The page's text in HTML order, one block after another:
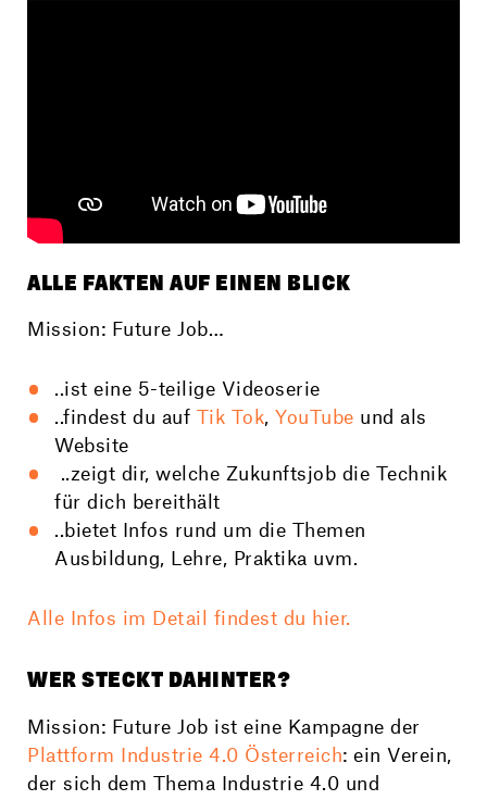
ALLE FAKTEN AUF EINEN BLICK
Mission: Future Job…
..ist eine 5-teilige Videoserie
..findest du auf Tik Tok,YouTube und als
Website
..zeigt dir, welche Zukunfts­job die Technik
für dich bereithält
..bietet Infos rund um die Themen
Ausbildung, Lehre, Praktika uvm.
Alle Infos im Detail findest du hier.
WER STECKT DAHINTER?
Mission: Future Job ist eine Kampagne der
Plattform Industrie 4.0 Österreich: ein Verein,
der sich dem Thema Industrie 4.0 und